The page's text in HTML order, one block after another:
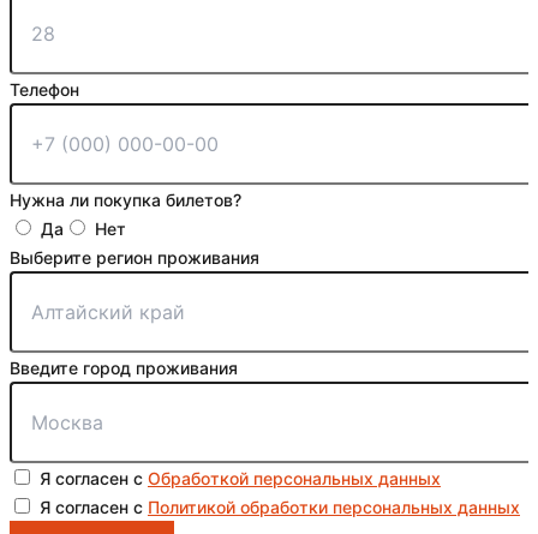
Телефон
Нужна ли покупка билетов?
Да
Нет
Выберите регион проживания
Введите город проживания
Я согласен с Обработкой персональных данных
Я согласен с Политикой обработки персональных данных